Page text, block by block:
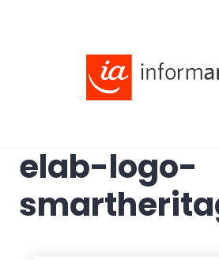
elab-logo-